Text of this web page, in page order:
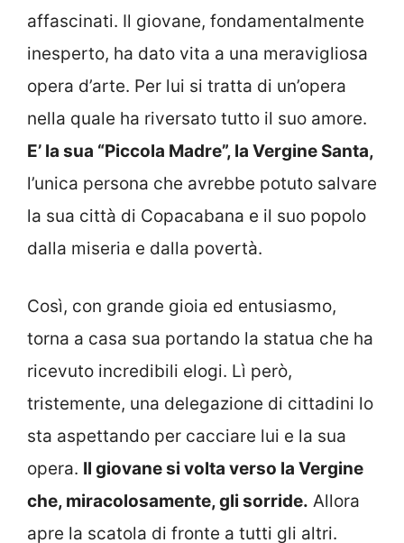
affascinati. Il giovane, fondamentalmente
inesperto, ha dato vita a una meravigliosa
opera d’arte. Per lui si tratta di un’opera
nella quale ha riversato tutto il suo amore.
E’ la sua “Piccola Madre”, la Vergine Santa,
l’unica persona che avrebbe potuto salvare
la sua città di Copacabana e il suo popolo
dalla miseria e dalla povertà.
Così, con grande gioia ed entusiasmo,
torna a casa sua portando la statua che ha
ricevuto incredibili elogi. Lì però,
tristemente, una delegazione di cittadini lo
sta aspettando per cacciare lui e la sua
opera. Il giovane si volta verso la Vergine
che, miracolosamente, gli sorride. Allora
apre la scatola di fronte a tutti gli altri.